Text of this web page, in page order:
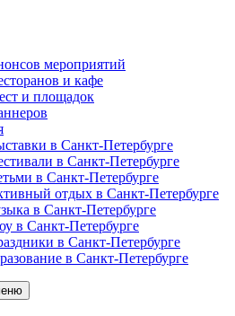
мероприятий
и кафе
и площадок
в Санкт-Петербурге
в Санкт-Петербурге
в Санкт-Петербурге
отдых в Санкт-Петербурге
в Санкт-Петербурге
в Санкт-Петербурге
в Санкт-Петербурге
в Санкт-Петербурге